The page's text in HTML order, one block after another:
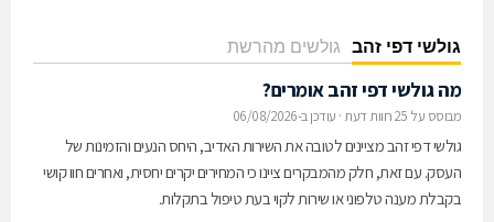
גולשי דפי זהב גולשים מהרשת
מה גולשי דפי זהב אומרים?
מבוסס על 25 חוות דעת · עודכן ב-06/08/2026
גולשי דפי זהב מציינים לטובה את השירות האדיב, היחס הנעים והזמינות של
העסק. עם זאת, חלק מהמבקרים ציינו כי המחירים יקרים יחסית, ואחרים חוו קושי
בקבלת מענה טלפוני או שירות לקוי בעת טיפול בתקלות.